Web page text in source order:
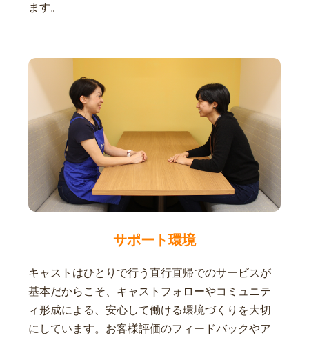
ます。
サポート環境
キャストはひとりで行う直行直帰でのサービスが
基本だからこそ、キャストフォローやコミュニテ
ィ形成による、安心して働ける環境づくりを大切
にしています。お客様評価のフィードバックやア